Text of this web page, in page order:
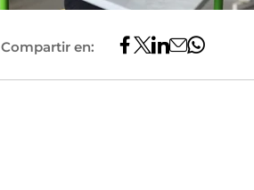
Compartir en: